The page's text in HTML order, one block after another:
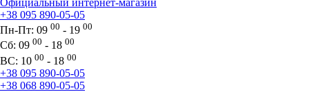
Официальный интернет-магазин
+38 095 890-05-05
Пн-Пт: 09 00 - 19 00
Сб: 09 00 - 18 00
ВС: 10 00 - 18 00
+38 095 890-05-05
+38 068 890-05-05